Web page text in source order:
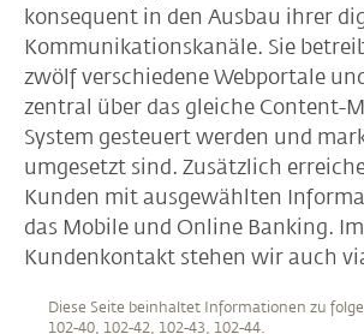
konsequent in den Ausbau ihrer
Kommunikationskanäle. Sie
zwölf verschiedene Webportale
zentral über das gleiche Content-
System gesteuert werden und
umgesetzt sind. Zusätzlich
Kunden mit ausgewählten
das Mobile und Online Banking.
Kundenkontakt stehen wir auch
Diese Seite beinhaltet Informationen zu
102-40, 102-42, 102-43, 102-44.